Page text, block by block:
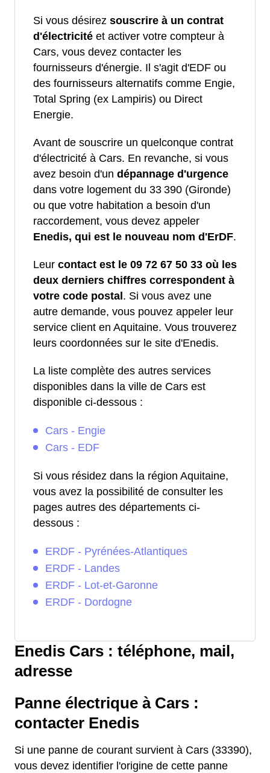
Si vous désirez souscrire à un contrat
d'électricité et activer votre compteur à
Cars, vous devez contacter les
fournisseurs d'énergie. Il s'agit d'EDF ou
des fournisseurs alternatifs comme Engie,
Total Spring (ex Lampiris) ou Direct
Energie.
Avant de souscrire un quelconque contrat
d'électricité à Cars. En revanche, si vous
avez besoin d'un dépannage d'urgence
dans votre logement du 33 390 (Gironde)
ou que votre habitation a besoin d'un
raccordement, vous devez appeler
Enedis, qui est le nouveau nom d'ErDF.
Leur contact est le 09 72 67 50 33 où les
deux derniers chiffres correspondent à
votre code postal . Si vous avez une
autre demande, vous pouvez appeler leur
service client en Aquitaine. Vous trouverez
leurs coordonnées sur le site d'Enedis.
La liste complète des autres services
disponibles dans la ville de Cars est
disponible ci-dessous :
Cars - Engie
Cars - EDF
Si vous résidez dans la région Aquitaine,
vous avez la possibilité de consulter les
pages autres des départements ci-
dessous :
ERDF - Pyrénées-Atlantiques
ERDF - Landes
ERDF - Lot-et-Garonne
ERDF - Dordogne
Enedis Cars : téléphone, mail,
adresse
Panne électrique à Cars :
contacter Enedis
Si une panne de courant survient à Cars (33390),
vous devez identifier l'origine de cette panne